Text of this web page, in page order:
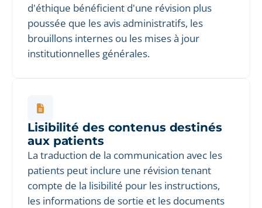
d'éthique bénéficient d'une révision plus
poussée que les avis administratifs, les
brouillons internes ou les mises à jour
institutionnelles générales.
Lisibilité des contenus destinés
aux patients
La traduction de la communication avec les
patients peut inclure une révision tenant
compte de la lisibilité pour les instructions,
les informations de sortie et les documents